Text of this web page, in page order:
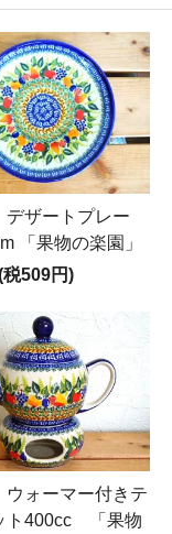
ザートプレー
「果物の楽園」
509円)
ォーマー付きテ
ト400cc 「果物